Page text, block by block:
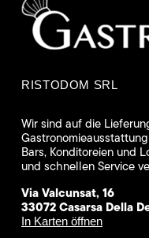
RISTODOM SRL
Wir sind auf die
Bars, Konditoreien und
und schnellen Service
Via Valcunsat, 16
33072 Casarsa Della
In Karten öffnen